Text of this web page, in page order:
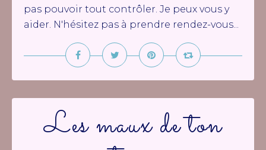
pas pouvoir tout contrôler. Je peux vous y
aider. N'hésitez pas à prendre rendez-vous...
Les maux de ton